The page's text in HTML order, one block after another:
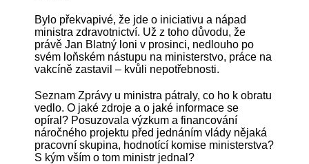
Bylo překvapivé, že jde o iniciativu a nápad
ministra zdravotnictví. Už z toho důvodu, že
právě Jan Blatný loni v prosinci, nedlouho po
svém loňském nástupu na ministerstvo, práce na
vakcíně zastavil – kvůli nepotřebnosti.
Seznam Zprávy u ministra pátraly, co ho k obratu
vedlo. O jaké zdroje a o jaké informace se
opíral? Posuzovala výzkum a financování
náročného projektu před jednáním vlády nějaká
pracovní skupina, hodnotící komise ministerstva?
S kým vším o tom ministr jednal?